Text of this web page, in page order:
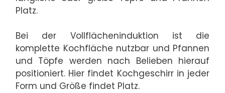
Platz.
Bei der Vollflächeninduktion ist die
komplette Kochfläche nutzbar und Pfannen
und Töpfe werden nach Belieben hierauf
positioniert. Hier findet Kochgeschirr in jeder
Form und Größe findet Platz.